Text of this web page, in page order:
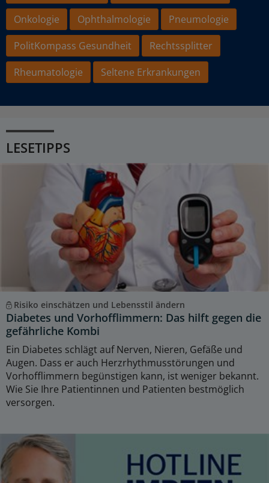
Onkologie
Ophthalmologie
Pneumologie
PolitKompass Gesundheit
Rechtssplitter
Rheumatologie
Seltene Erkrankungen
LESETIPPS
Risiko einschätzen und Lebensstil ändern
Diabetes und Vorhofflimmern: Das hilft gegen die
gefährliche Kombi
Ein Diabetes schlägt auf Nerven, Nieren, Gefäße und
Augen. Dass er auch Herzrhythmusstörungen und
Vorhofflimmern begünstigen kann, ist weniger bekannt.
Wie Sie Ihre Patientinnen und Patienten bestmöglich
versorgen.